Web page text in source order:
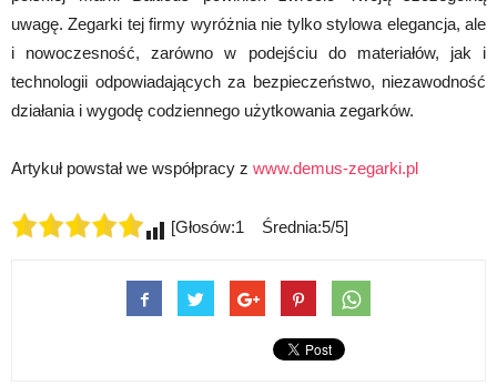
uwagę. Zegarki tej firmy wyróżnia nie tylko stylowa elegancja, ale
i nowoczesność, zarówno w podejściu do materiałów, jak i
technologii odpowiadających za bezpieczeństwo, niezawodność
działania i wygodę codziennego użytkowania zegarków.
Artykuł powstał we współpracy z www.demus-zegarki.pl
[Głosów:1 Średnia:5/5]